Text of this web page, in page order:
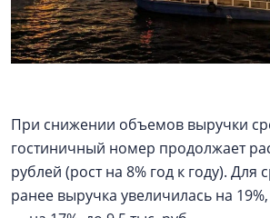
При снижении объемов выручки
гостиничный номер продолжает
рублей (рост на 8% год к году). Для
ранее выручка увеличилась на